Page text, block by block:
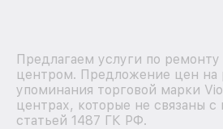
Предлагаем услуги по
центром. Предложение цен на
упоминания торговой марки
центрах, которые не связаны
статьей 1487 ГК РФ.